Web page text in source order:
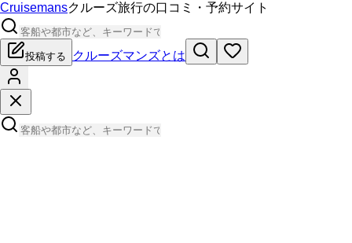
Cruisemansクルーズ旅行の口コミ・予約サイト
投稿する クルーズマンズとは